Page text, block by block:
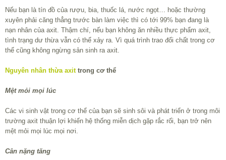
Nếu bạn là tín đồ của rượu, bia, thuốc lá, nước ngọt… hoặc thường
xuyên phải căng thẳng trước bàn làm việc thì có tới 99% bạn đang là
nạn nhân của axit. Thậm chí, nếu bạn không ăn nhiều thực phẩm axit,
tình trạng dư thừa vẫn có thể xảy ra. Vì quá trình trao đổi chất trong cơ
thể cũng không ngừng sản sinh ra axit.
Nguyên nhân thừa axittrong cơ thể
Mệt mỏi mọi lúc
Các vi sinh vật trong cơ thể của bạn sẽ sinh sôi và phát triển ở trong môi
trường axit thuận lợi khiến hệ thống miễn dịch gặp rắc rối, bạn trở nên
mệt mỏi mọi lúc mọi nơi.
Cân nặng tăng